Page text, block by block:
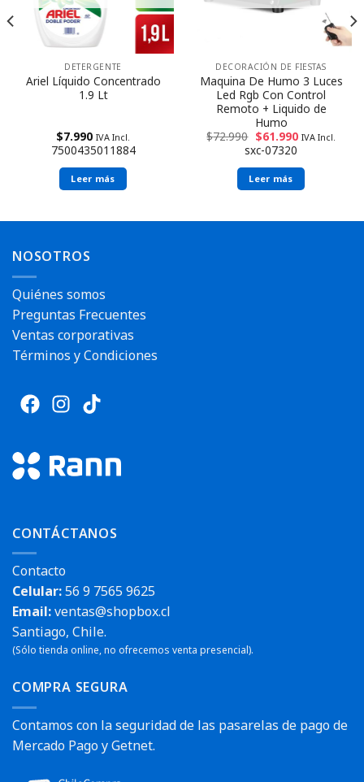
DETERGENTE
Ariel Líquido Concentrado
1.9 Lt
$7.990 IVA Incl.
7500435011884
Leer más
DECORACIÓN DE FIESTAS
Maquina De Humo 3 Luces
Led Rgb Con Control
Remoto + Liquido de
Humo
$72.990 $61.990 IVA Incl.
sxc-07320
Leer más
NOSOTROS
Quiénes somos
Preguntas Frecuentes
Ventas corporativas
Términos y Condiciones
CONTÁCTANOS
Contacto
Celular:56 9 7565 9625
Email:ventas@shopbox.cl
Santiago, Chile.
(Sólo tienda online, no ofrecemos venta presencial).
COMPRA SEGURA
Contamos con la seguridad de las pasarelas de pago de
Mercado Pago y Getnet.